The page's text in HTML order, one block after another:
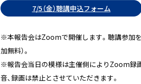
7/5（金）聴講申込フォーム
※本報告会はZoomで開催します。聴講参加
加無料）。
※報告会当日の模様は主催側によりZoom録
音、録画は禁止とさせていただきます。